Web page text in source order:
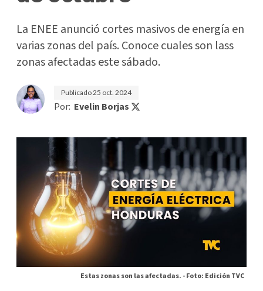
La ENEE anunció cortes masivos de energía en
varias zonas del país. Conoce cuales son lass
zonas afectadas este sábado.
Publicado25 oct. 2024
Por: Evelin Borjas
Estas zonas son las afectadas. -Foto: Edición TVC